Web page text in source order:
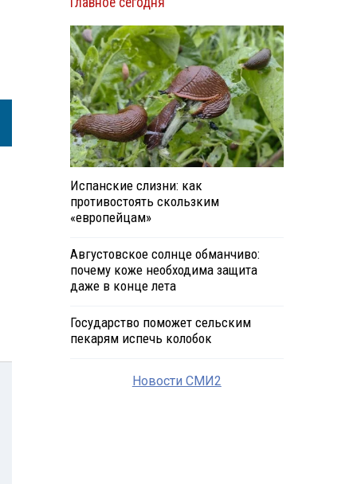
Испанские слизни: как
противостоять скользким
«европейцам»
Августовское солнце обманчиво:
почему коже необходима защита
даже в конце лета
Государство поможет сельским
пекарям испечь колобок
Новости СМИ2